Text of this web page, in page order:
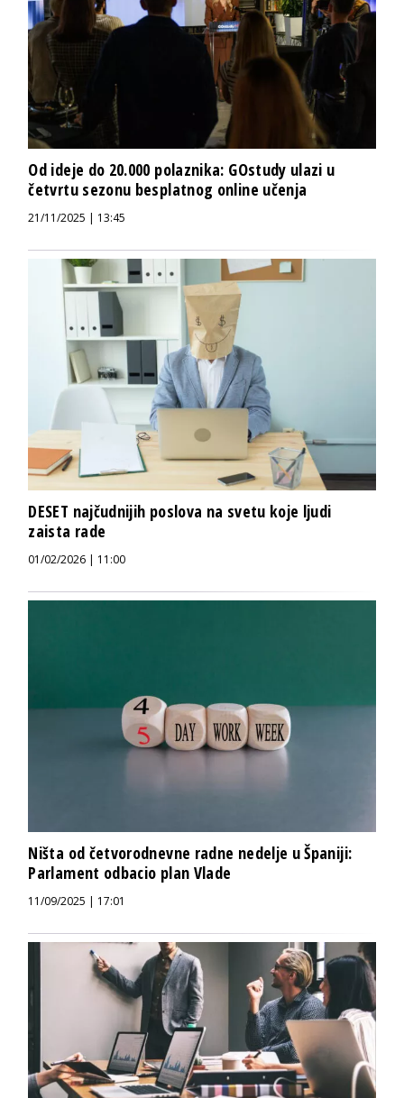
Od ideje do 20.000 polaznika: GOstudy ulazi u
četvrtu sezonu besplatnog online učenja
21/11/2025 | 13:45
DESET najčudnijih poslova na svetu koje ljudi
zaista rade
01/02/2026 | 11:00
Ništa od četvorodnevne radne nedelje u Španiji:
Parlament odbacio plan Vlade
11/09/2025 | 17:01